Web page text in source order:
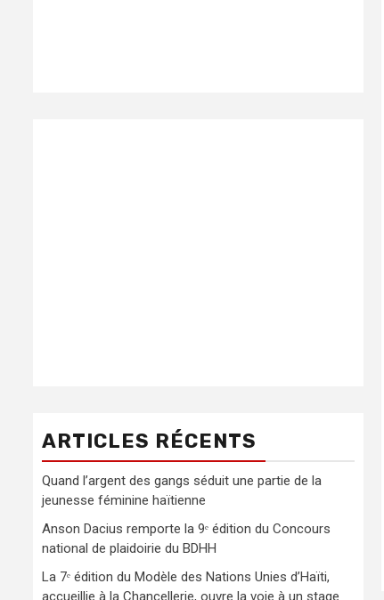
ARTICLES RÉCENTS
Quand l’argent des gangs séduit une partie de la
jeunesse féminine haïtienne
Anson Dacius remporte la 9ᵉ édition du Concours
national de plaidoirie du BDHH
La 7ᵉ édition du Modèle des Nations Unies d’Haïti,
accueillie à la Chancellerie, ouvre la voie à un stage